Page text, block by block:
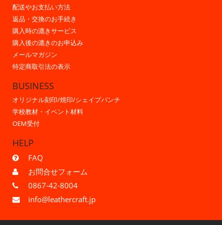
配送やお支払い方法
返品・交換のお手続き
購入時の漉きサービス
購入後の漉きのお申込み
メールマガジン
特定商取引法の表示
BUSINESS
オリジナル刻印/焼印/シェイプパンチ
学校教材・イベント材料
OEM受付
HELP
FAQ
お問合せフォーム
0867-42-8004
info@leathercraft.jp